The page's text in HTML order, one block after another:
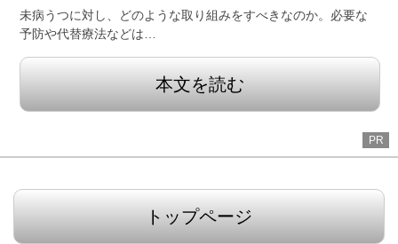
未病うつに対し、どのような取り組みをすべきなのか。必要な
予防や代替療法などは…
本文を読む
PR
トップページ